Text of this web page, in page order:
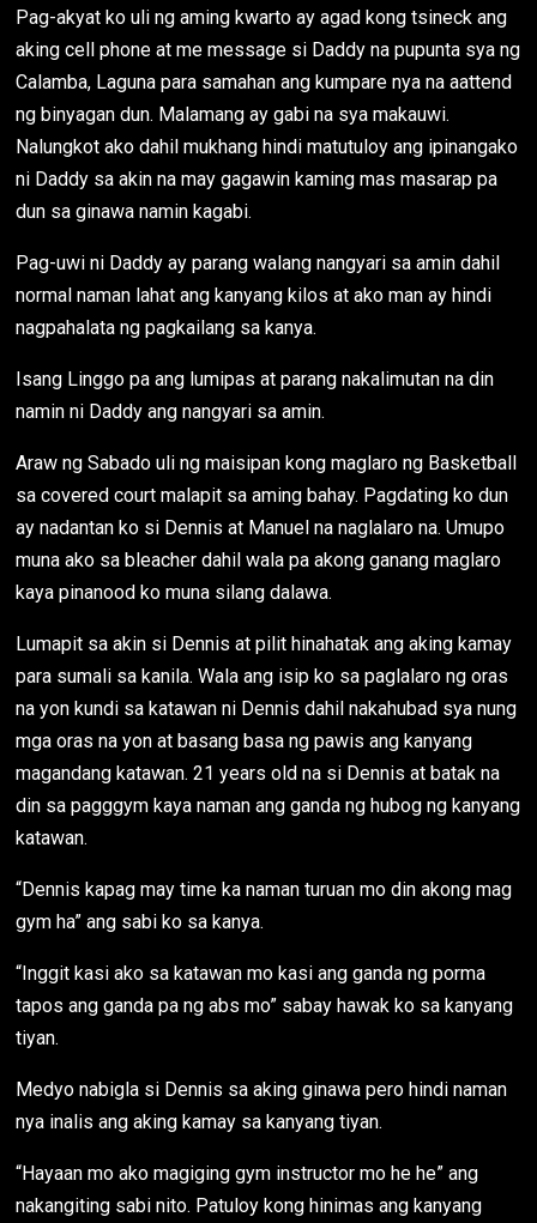
Pag-akyat ko uli ng aming kwarto ay agad kong tsineck ang
aking cell phone at me message si Daddy na pupunta sya ng
Calamba, Laguna para samahan ang kumpare nya na aattend
ng binyagan dun. Malamang ay gabi na sya makauwi.
Nalungkot ako dahil mukhang hindi matutuloy ang ipinangako
ni Daddy sa akin na may gagawin kaming mas masarap pa
dun sa ginawa namin kagabi.
Pag-uwi ni Daddy ay parang walang nangyari sa amin dahil
normal naman lahat ang kanyang kilos at ako man ay hindi
nagpahalata ng pagkailang sa kanya.
Isang Linggo pa ang lumipas at parang nakalimutan na din
namin ni Daddy ang nangyari sa amin.
Araw ng Sabado uli ng maisipan kong maglaro ng Basketball
sa covered court malapit sa aming bahay. Pagdating ko dun
ay nadantan ko si Dennis at Manuel na naglalaro na. Umupo
muna ako sa bleacher dahil wala pa akong ganang maglaro
kaya pinanood ko muna silang dalawa.
Lumapit sa akin si Dennis at pilit hinahatak ang aking kamay
para sumali sa kanila. Wala ang isip ko sa paglalaro ng oras
na yon kundi sa katawan ni Dennis dahil nakahubad sya nung
mga oras na yon at basang basa ng pawis ang kanyang
magandang katawan. 21 years old na si Dennis at batak na
din sa pagggym kaya naman ang ganda ng hubog ng kanyang
katawan.
“Dennis kapag may time ka naman turuan mo din akong mag
gym ha” ang sabi ko sa kanya.
“Inggit kasi ako sa katawan mo kasi ang ganda ng porma
tapos ang ganda pa ng abs mo” sabay hawak ko sa kanyang
tiyan.
Medyo nabigla si Dennis sa aking ginawa pero hindi naman
nya inalis ang aking kamay sa kanyang tiyan.
“Hayaan mo ako magiging gym instructor mo he he” ang
nakangiting sabi nito. Patuloy kong hinimas ang kanyang